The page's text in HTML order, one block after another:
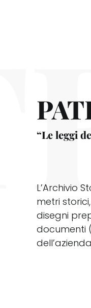
“Le leggi
L’Archivio
metri
disegni
documenti